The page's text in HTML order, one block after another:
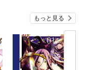
もっと見る